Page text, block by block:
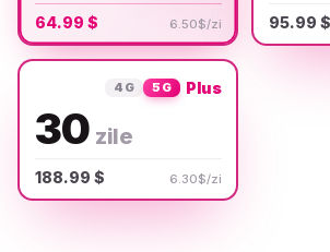
64.99 $ 6.50$/zi 95.99 $
4G 5G Plus
30 zile
188.99 $ 6.30$/zi